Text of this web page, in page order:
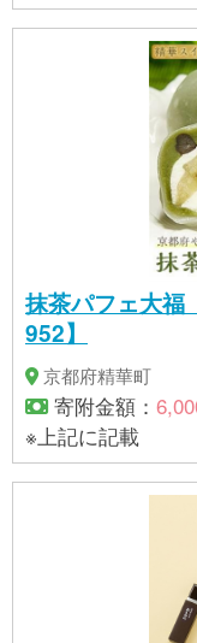
抹茶パフェ大福
952】
京都府精華町
寄附金額：
※上記に記載